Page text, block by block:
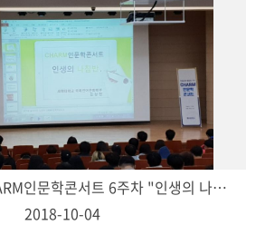
2018-2학기 CHARM인문학콘서트 6주차 "인생의 나침반-김상현(국제언어문화학부과장)"
2018-10-04